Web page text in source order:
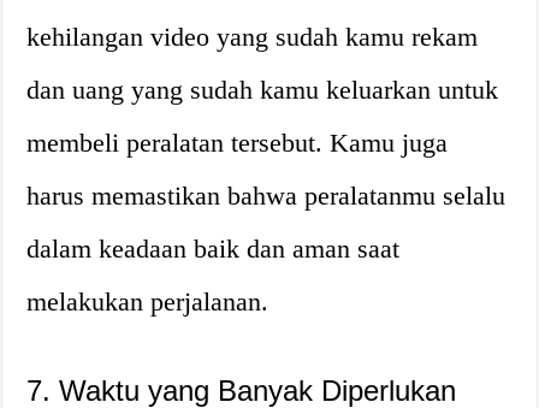
kehilangan video yang sudah kamu rekam
dan uang yang sudah kamu keluarkan untuk
membeli peralatan tersebut. Kamu juga
harus memastikan bahwa peralatanmu selalu
dalam keadaan baik dan aman saat
melakukan perjalanan.
7. Waktu yang Banyak Diperlukan